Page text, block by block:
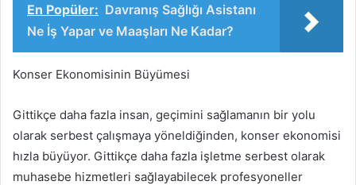
En Popüler: Davranış Sağlığı Asistanı
Ne İş Yapar ve Maaşları Ne Kadar?
Konser Ekonomisinin Büyümesi
Gittikçe daha fazla insan, geçimini sağlamanın bir yolu
olarak serbest çalışmaya yöneldiğinden, konser ekonomisi
hızla büyüyor. Gittikçe daha fazla işletme serbest olarak
muhasebe hizmetleri sağlayabilecek profesyoneller